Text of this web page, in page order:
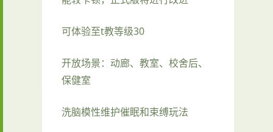
可体验至t教等级30
开放场景：动廊、教室、校舍后、
保健室
洗脑模性维护催眠和束缚玩法